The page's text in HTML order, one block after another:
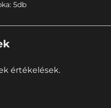
5db
értékelések.